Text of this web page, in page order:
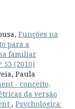
Funções na
para a
familiar
53 (2010)
Paula
- conceito,
da versão
, Psychologica: